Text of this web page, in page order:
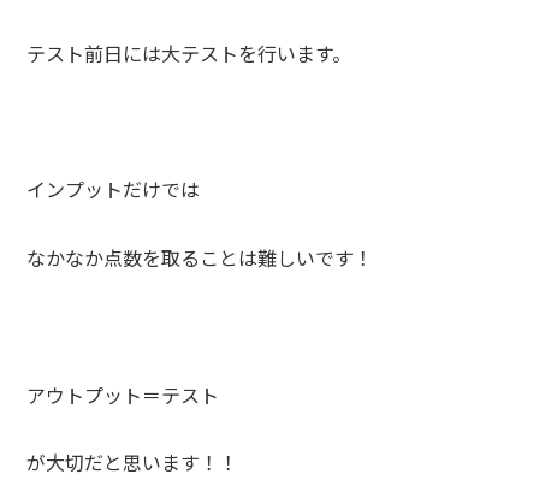
テスト前日には大テストを行います。
インプットだけでは
なかなか点数を取ることは難しいです！
アウトプット＝テスト
が大切だと思います！！